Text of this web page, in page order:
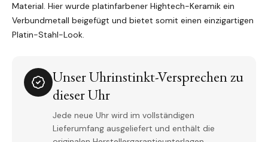
Material. Hier wurde platinfarbener Hightech-Keramik ein
Verbundmetall beigefügt und bietet somit einen einzigartigen
Platin-Stahl-Look.
Unser Uhrinstinkt-Versprechen zu
dieser Uhr
Jede neue Uhr wird im vollständigen
Lieferumfang ausgeliefert und enthält die